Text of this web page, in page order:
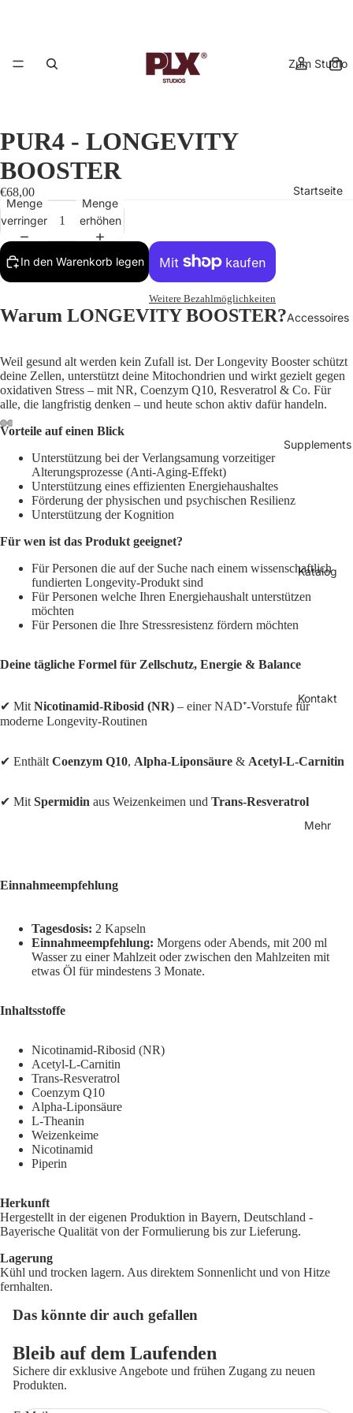
Zum Studio
Startseite
Accessoires
Supplements
Katalog
Kontakt
Mehr
PUR4 - LONGEVITY
BOOSTER
€68,00
Menge
verringern
Menge
erhöhen
In den Warenkorb legen
Weitere Bezahlmöglichkeiten
Warum LONGEVITY BOOSTER?
Weil gesund alt werden kein Zufall ist. Der Longevity Booster schützt
deine Zellen, unterstützt deine Mitochondrien und wirkt gezielt gegen
oxidativen Stress – mit NR, Coenzym Q10, Resveratrol & Co. Für
alle, die langfristig denken – und heute schon aktiv dafür handeln.
Vorteile auf einen Blick
Unterstützung bei der Verlangsamung vorzeitiger
Alterungsprozesse (Anti-Aging-Effekt)
Unterstützung eines effizienten Energiehaushaltes
Förderung der physischen und psychischen Resilienz
Unterstützung der Kognition
Für wen ist das Produkt geeignet?
Für Personen die auf der Suche nach einem wissenschaftlich
fundierten Longevity-Produkt sind
Für Personen welche Ihren Energiehaushalt unterstützen
möchten
Für Personen die Ihre Stressresistenz fördern möchten
Deine tägliche Formel für Zellschutz, Energie & Balance
✔ Mit Nicotinamid-Ribosid (NR) – einer NAD⁺-Vorstufe für
moderne Longevity-Routinen
✔ Enthält Coenzym Q10, Alpha-Liponsäure & Acetyl-L-Carnitin
✔ Mit Spermidin aus Weizenkeimen und Trans-Resveratrol
Einnahmeempfehlung
Tagesdosis: 2 Kapseln
Einnahmeempfehlung: Morgens oder Abends, mit 200 ml
Wasser zu einer Mahlzeit oder zwischen den Mahlzeiten mit
etwas Öl für mindestens 3 Monate.
Inhaltsstoffe
Nicotinamid-Ribosid (NR)
Acetyl-L-Carnitin
Trans-Resveratrol
Coenzym Q10
Alpha-Liponsäure
L-Theanin
Weizenkeime
Nicotinamid
Piperin
Herkunft
Hergestellt in der eigenen Produktion in Bayern, Deutschland -
Bayerische Qualität von der Formulierung bis zur Lieferung.
Lagerung
Kühl und trocken lagern. Aus direktem Sonnenlicht und von Hitze
fernhalten.
Das könnte dir auch gefallen
Bleib auf dem Laufenden
Sichere dir exklusive Angebote und frühen Zugang zu neuen
Produkten.
Widerrufsrecht
AGB